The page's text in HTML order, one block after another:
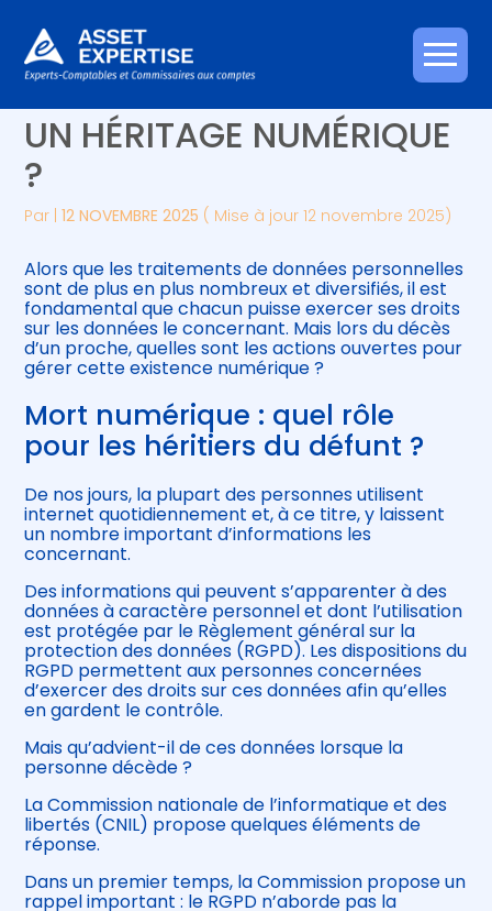
Aller
au
Créer et reprendre une activité
Gérer votre quotidien
Piloter votre entreprise
Développer votre entreprise
Construire votre patrimoine
Être prêt pour la facturation
électronique
Piloter votre gestion
Suivre votre comptabilité
Gérer vos ressources humaines
DONNÉES PERSONNELLES :
UN HÉRITAGE NUMÉRIQUE
?
Par |12 NOVEMBRE 2025 ( Mise à jour 12 novembre 2025)
Alors que les traitements de données personnelles
sont de plus en plus nombreux et diversifiés, il est
fondamental que chacun puisse exercer ses droits
sur les données le concernant. Mais lors du décès
d’un proche, quelles sont les actions ouvertes pour
gérer cette existence numérique ?
Mort numérique : quel rôle
pour les héritiers du défunt ?
De nos jours, la plupart des personnes utilisent
internet quotidiennement et, à ce titre, y laissent
un nombre important d’informations les
concernant.
Des informations qui peuvent s’apparenter à des
données à caractère personnel et dont l’utilisation
est protégée par le Règlement général sur la
protection des données (RGPD). Les dispositions du
RGPD permettent aux personnes concernées
d’exercer des droits sur ces données afin qu’elles
en gardent le contrôle.
Mais qu’advient-il de ces données lorsque la
personne décède ?
La Commission nationale de l’informatique et des
libertés (CNIL) propose quelques éléments de
réponse.
Dans un premier temps, la Commission propose un
rappel important : le RGPD n’aborde pas la